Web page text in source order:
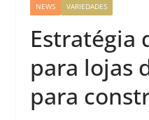
NEWS VARIEDADES
Estratégia
para lojas
para